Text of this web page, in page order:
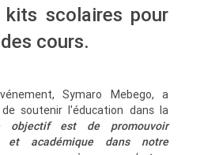
scolaires pour
cours.
Symaro Mebego, a
soutenir l'éducation dans la
objectif est de promouvoir
et académique dans notre